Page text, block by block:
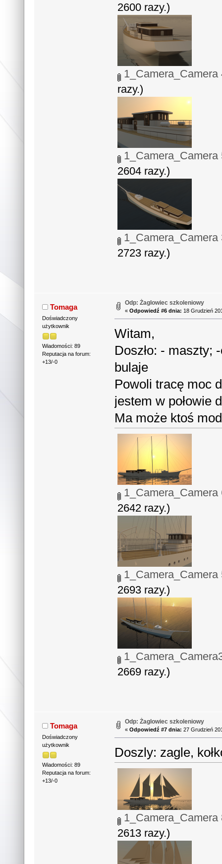
2600 razy.)
1_Camera_Camera
razy.)
1_Camera_Camera
2604 razy.)
1_Camera_Camera
2723 razy.)
Tomaga
Doświadczony
użytkownik
Wiadomości: 89
Reputacja na forum:
+13/-0
Odp: Żaglowiec szkoleniowy
«Odpowiedź #6 dnia: 18 Grudzień
Witam,
Doszło: - maszty;
bulaje
Powoli tracę moc
jestem w połowie
Ma może ktoś
1_Camera_Camera
2642 razy.)
1_Camera_Camera
2693 razy.)
2669 razy.)
Tomaga
Doświadczony
użytkownik
Wiadomości: 89
Reputacja na forum:
+13/-0
Odp: Żaglowiec szkoleniowy
«Odpowiedź #7 dnia: 27 Grudzień
Doszly: zagle,
1_Camera_Camera
2613 razy.)